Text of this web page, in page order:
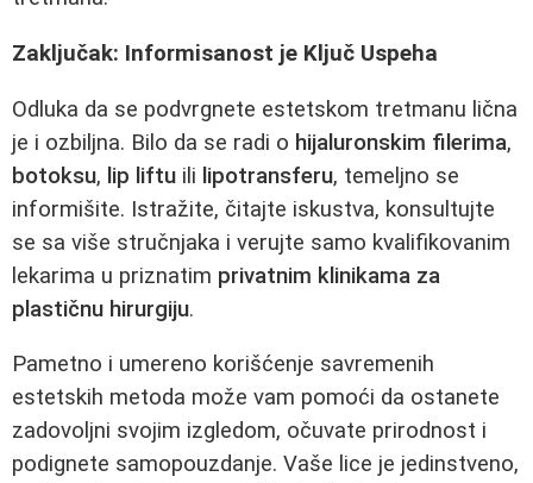
Zaključak: Informisanost je Ključ Uspeha
Odluka da se podvrgnete estetskom tretmanu lična
je i ozbiljna. Bilo da se radi o hijaluronskim filerima,
botoksu, lip liftu ili lipotransferu, temeljno se
informišite. Istražite, čitajte iskustva, konsultujte
se sa više stručnjaka i verujte samo kvalifikovanim
lekarima u priznatim privatnim klinikama za
plastičnu hirurgiju.
Pametno i umereno korišćenje savremenih
estetskih metoda može vam pomoći da ostanete
zadovoljni svojim izgledom, očuvate prirodnost i
podignete samopouzdanje. Vaše lice je jedinstveno,